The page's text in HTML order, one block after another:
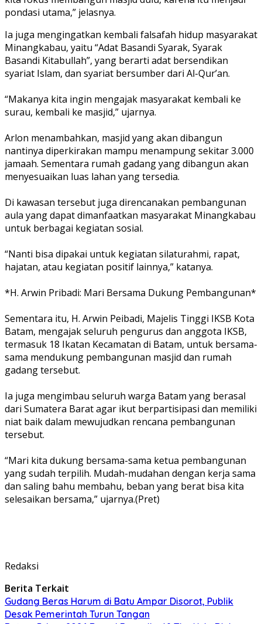
pondasi utama,” jelasnya.
‎Ia juga mengingatkan kembali falsafah hidup masyarakat
Minangkabau, yaitu “Adat Basandi Syarak, Syarak
Basandi Kitabullah”, yang berarti adat bersendikan
syariat Islam, dan syariat bersumber dari Al-Qur’an.
‎“Makanya kita ingin mengajak masyarakat kembali ke
surau, kembali ke masjid,” ujarnya.
‎Arlon menambahkan, masjid yang akan dibangun
nantinya diperkirakan mampu menampung sekitar 3.000
jamaah. Sementara rumah gadang yang dibangun akan
menyesuaikan luas lahan yang tersedia.
‎Di kawasan tersebut juga direncanakan pembangunan
aula yang dapat dimanfaatkan masyarakat Minangkabau
untuk berbagai kegiatan sosial.
‎“Nanti bisa dipakai untuk kegiatan silaturahmi, rapat,
hajatan, atau kegiatan positif lainnya,” katanya.
‎*H. Arwin Pribadi: Mari Bersama Dukung Pembangunan*
‎Sementara itu, H. Arwin Peibadi, Majelis Tinggi IKSB Kota
Batam, mengajak seluruh pengurus dan anggota IKSB,
termasuk 18 Ikatan Kecamatan di Batam, untuk bersama-
sama mendukung pembangunan masjid dan rumah
gadang tersebut.
‎Ia juga mengimbau seluruh warga Batam yang berasal
dari Sumatera Barat agar ikut berpartisipasi dan memiliki
niat baik dalam mewujudkan rencana pembangunan
tersebut.
‎“Mari kita dukung bersama-sama ketua pembangunan
yang sudah terpilih. Mudah-mudahan dengan kerja sama
dan saling bahu membahu, beban yang berat bisa kita
selesaikan bersama,” ujarnya.(Pret)
Redaksi
Berita Terkait
Gudang Beras Harum di Batu Ampar Disorot, Publik
Desak Pemerintah Turun Tangan